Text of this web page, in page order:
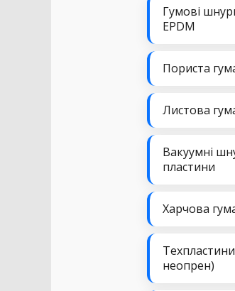
Гумові
EPDM
Пориста
Листова
Вакуумні
пластини
Харчова
неопрен)